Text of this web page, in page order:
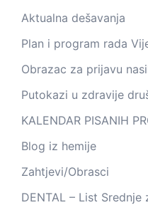
Aktualna dešavanja
Plan i program rada
Obrazac za prijavu
Putokazi u zdravije
KALENDAR PISANIH
Blog iz hemije
Zahtjevi/Obrasci
DENTAL – List